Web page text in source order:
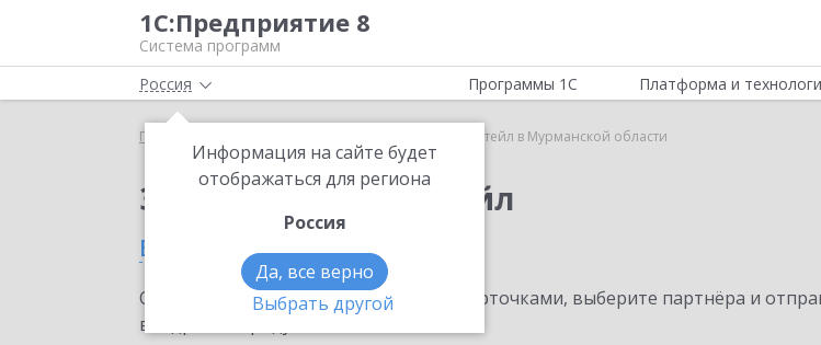
1С:Предприятие 8
Система программ
Россия
Информация на сайте будет
отображаться для региона
Россия
Да, все верно
Выбрать другой
Программы 1С Платформа и
Главная Старт Ритейл в Мурманской области
Заказать Старт Ритейл
в Мурманской области
Ознакомьтесь с информационными карточками, выберите партнёра и
внедрение продукта.